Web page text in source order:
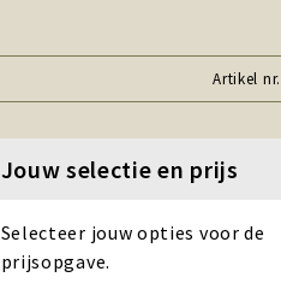
Artikel nr.
Jouw selectie en prijs
Selecteer jouw opties voor de
prijsopgave.